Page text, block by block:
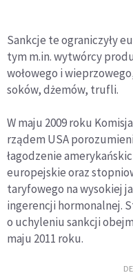
Sankcje te ograniczyły
tym m.in. wytwórcy
wołowego i
soków, dżemów, trufli.
W maju 2009 roku
rządem USA
łagodzenie
europejskie oraz
taryfowego na wysokiej
ingerencji hormonalnej.
o uchyleniu sankcji
maju 2011 roku.